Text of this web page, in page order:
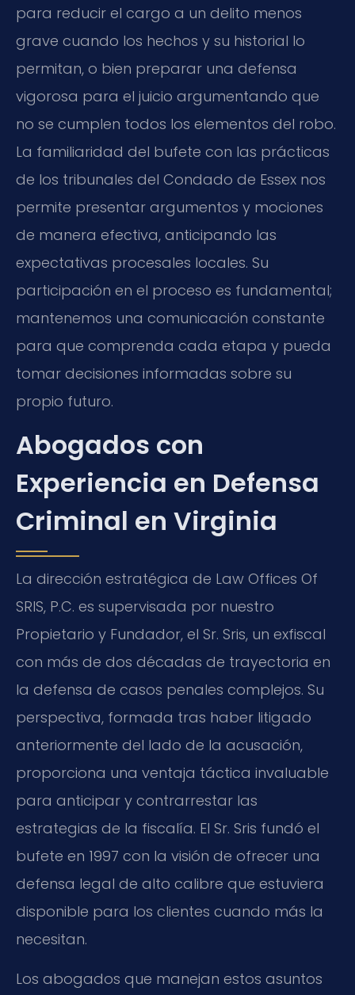
para reducir el cargo a un delito menos
grave cuando los hechos y su historial lo
permitan, o bien preparar una defensa
vigorosa para el juicio argumentando que
no se cumplen todos los elementos del robo.
La familiaridad del bufete con las prácticas
de los tribunales del Condado de Essex nos
permite presentar argumentos y mociones
de manera efectiva, anticipando las
expectativas procesales locales. Su
participación en el proceso es fundamental;
mantenemos una comunicación constante
para que comprenda cada etapa y pueda
tomar decisiones informadas sobre su
propio futuro.
Abogados con
Experiencia en Defensa
Criminal en Virginia
La dirección estratégica de Law Offices Of
SRIS, P.C. es supervisada por nuestro
Propietario y Fundador, el Sr. Sris, un exfiscal
con más de dos décadas de trayectoria en
la defensa de casos penales complejos. Su
perspectiva, formada tras haber litigado
anteriormente del lado de la acusación,
proporciona una ventaja táctica invaluable
para anticipar y contrarrestar las
estrategias de la fiscalía. El Sr. Sris fundó el
bufete en 1997 con la visión de ofrecer una
defensa legal de alto calibre que estuviera
disponible para los clientes cuando más la
necesitan.
Los abogados que manejan estos asuntos